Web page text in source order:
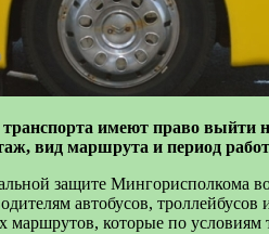
имеют право выйти
вид маршрута и период
защите Мингорисполкома
автобусов,
маршрутов, которые по условиям